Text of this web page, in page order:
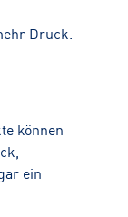
Druck.
können
ein